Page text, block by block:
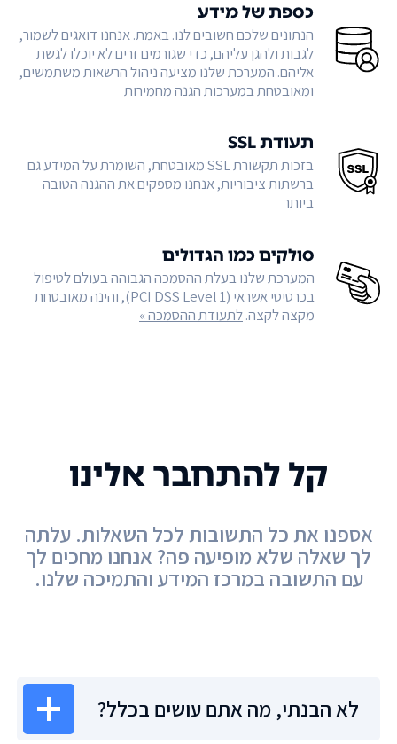
כספת של מידע
הנתונים שלכם חשובים לנו. באמת. אנחנו דואגים לשמור,
לגבות ולהגן עליהם, כדי שגורמים זרים לא יוכלו לגשת
אליהם. המערכת שלנו מציעה ניהול הרשאות משתמשים,
ומאובטחת במערכות הגנה מחמירות
תעודת SSL
בזכות תקשורת SSL מאובטחת, השומרת על המידע גם
ברשתות ציבוריות, אנחנו מספקים את ההגנה הטובה
ביותר
סולקים כמו הגדולים
המערכת שלנו בעלת ההסמכה הגבוהה בעולם לטיפול
בכרטיסי אשראי (PCI DSS Level 1), והינה מאובטחת
מקצה לקצה.לתעודת ההסמכה »
לא הבנתי, מה אתם עושים בכלל?
קל להתחבר אלינו
אספנו את כל התשובות לכל השאלות. עלתה
לך שאלה שלא מופיעה פה? אנחנו מחכים לך
עם התשובה במרכז המידע והתמיכה שלנו.